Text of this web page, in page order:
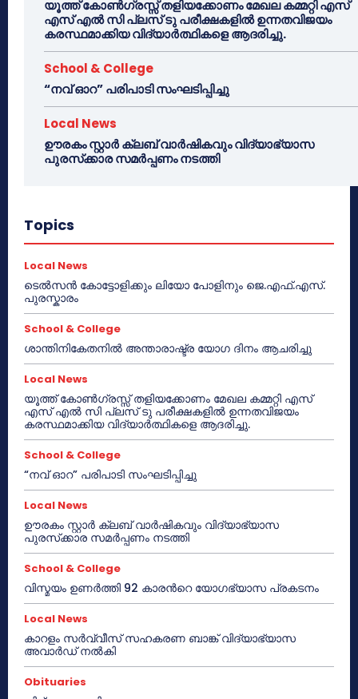
യൂത്ത് കോൺഗ്രസ്സ് തളിയക്കോണം മേഖല കമ്മറ്റി എസ്
എസ് എൽ സി പ്ലസ് ടു പരീക്ഷകളിൽ ഉന്നതവിജയം
കരസ്ഥമാക്കിയ വിദ്യാർത്ഥികളെ ആദരിച്ചു.
School & College
“നവ് ഓറ” പരിപാടി സംഘടിപ്പിച്ചു
Local News
ഊരകം സ്റ്റാർ ക്ലബ് വാർഷികവും വിദ്യാഭ്യാസ
പുരസ്‌ക്കാര സമർപ്പണം നടത്തി
Topics
Local News
ടെൽസൻ കോട്ടോളിക്കും ലിയോ പോളിനും ജെ.എഫ്.എസ്.
പുരസ്കാരം
School & College
ശാന്തിനികേതനിൽ അന്താരാഷ്ട്ര യോഗ ദിനം ആചരിച്ചു
Local News
യൂത്ത് കോൺഗ്രസ്സ് തളിയക്കോണം മേഖല കമ്മറ്റി എസ്
എസ് എൽ സി പ്ലസ് ടു പരീക്ഷകളിൽ ഉന്നതവിജയം
കരസ്ഥമാക്കിയ വിദ്യാർത്ഥികളെ ആദരിച്ചു.
School & College
“നവ് ഓറ” പരിപാടി സംഘടിപ്പിച്ചു
Local News
ഊരകം സ്റ്റാർ ക്ലബ് വാർഷികവും വിദ്യാഭ്യാസ
പുരസ്‌ക്കാര സമർപ്പണം നടത്തി
School & College
വിസ്മയം ഉണർത്തി 92 കാരൻറെ യോഗഭ്യാസ പ്രകടനം
Local News
കാറളം സർവ്വീസ് സഹകരണ ബാങ്ക് വിദ്യാഭ്യാസ
അവാർഡ് നൽകി
Obituaries